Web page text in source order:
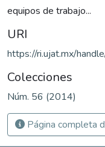
equipos de trabajo...
URI
https://ri.ujat.mx/
Colecciones
Núm. 56 (2014)
Página completa